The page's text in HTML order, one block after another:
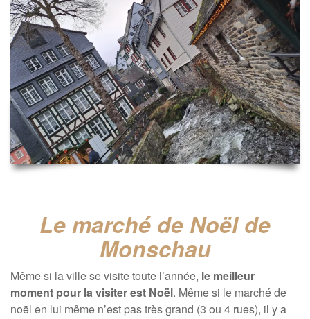
Le marché de Noël de
Monschau
Même si la ville se visite toute l’année, le meilleur
moment pour la visiter est Noël. Même si le marché de
noël en lui même n’est pas très grand (3 ou 4 rues), il y a